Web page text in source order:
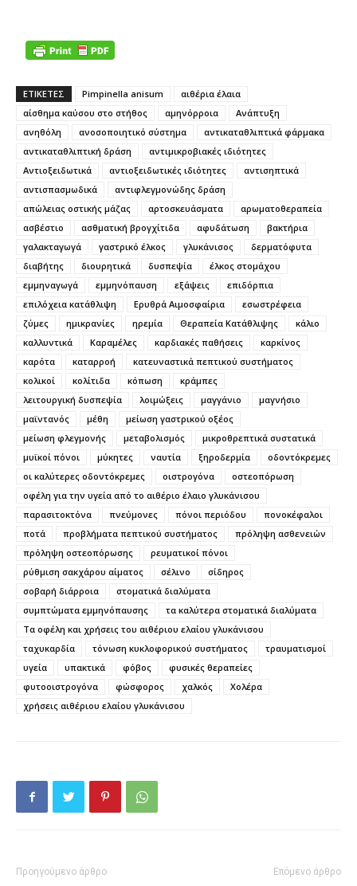
ΕΤΙΚΕΤΕΣ Pimpinella anisum
αιθέρια έλαια
αίσθημα καύσου στο στήθος
αμηνόρροια
Ανάπτυξη
ανηθόλη
ανοσοποιητικό σύστημα
αντικαταθλιπτικά φάρμακα
αντικαταθλιπτική δράση
αντιμικροβιακές ιδιότητες
Αντιοξειδωτικά
αντιοξειδωτικές ιδιότητες
αντισηπτικά
αντισπασμωδικά
αντιφλεγμονώδης δράση
απώλειας οστικής μάζας
αρτοσκευάσματα
αρωματοθεραπεία
ασβέστιο
ασθματική βρογχίτιδα αφυδάτωση
βακτήρια
γαλακταγωγά
γαστρικό έλκος γλυκάνισος
δερματόφυτα
διαβήτης
διουρητικά δυσπεψία
έλκος στομάχου
εμμηναγωγά
εμμηνόπαυση εξάψεις
επιδόρπια
επιλόχεια κατάθλιψη
Ερυθρά Αιμοσφαίρια
εσωστρέφεια
ζύμες
ημικρανίες ηρεμία Θεραπεία Κατάθλιψης
κάλιο
καλλυντικά
Καραμέλες καρδιακές παθήσεις
καρκίνος
καρότα
καταρροή
κατευναστικά πεπτικού συστήματος
κολικοί
κολίτιδα κόπωση
κράμπες
λειτουργική δυσπεψία
λοιμώξεις μαγγάνιο
μαγνήσιο
μαϊντανός
μέθη
μείωση γαστρικού οξέος
μείωση φλεγμονής
μεταβολισμός
μικροθρεπτικά συστατικά
μυϊκοί πόνοι
μύκητες ναυτία ξηροδερμία
οδοντόκρεμες
οι καλύτερες οδοντόκρεμες
οιστρογόνα
οστεοπόρωση
οφέλη για την υγεία από το αιθέριο έλαιο γλυκάνισου
παρασιτοκτόνα
πνεύμονες πόνοι περιόδου
πονοκέφαλοι
ποτά
προβλήματα πεπτικού συστήματος
πρόληψη ασθενειών
πρόληψη οστεοπόρωσης
ρευματικοί πόνοι
ρύθμιση σακχάρου αίματος
σέλινο
σίδηρος
σοβαρή διάρροια
στοματικά διαλύματα
συμπτώματα εμμηνόπαυσης
τα καλύτερα στοματικά διαλύματα
Τα οφέλη και χρήσεις του αιθέριου ελαίου γλυκάνισου
ταχυκαρδία
τόνωση κυκλοφορικού συστήματος
τραυματισμοί
υγεία
υπακτικά φόβος
φυσικές θεραπείες
φυτοοιστρογόνα
φώσφορος χαλκός
Χολέρα
χρήσεις αιθέριου ελαίου γλυκάνισου
Προηγούμενο άρθρο Επόμενο άρθρο